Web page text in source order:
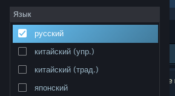
Информация
Поддержка
Изменить язык
Язык
русский
китайский (упр.)
китайский (трад.)
японский
Сортировать по
Результатов по вашему запросу: 0.
скрыты согласно вашим настройкам.